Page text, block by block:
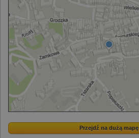
Wstaw tę mapkę na swoją stronę
Przejdź na dużą mapę
Przejdź na dużą mapę